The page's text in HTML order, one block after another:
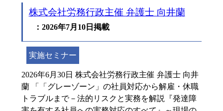
株式会社労務行政主催 弁護士 向井蘭
：2026年7月10日掲載
実施セミナー
2026年6月30日 株式会社労務行政主催 弁護士 向井
蘭 「「グレーゾーン」の社員対応から解雇・休職
トラブルまで－法的リスクと実務を解説『発達障